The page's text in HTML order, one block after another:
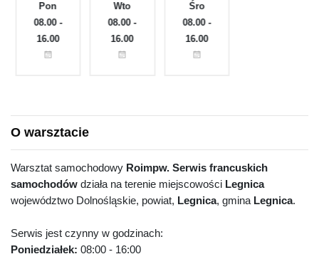
Pon
08.00 -
16.00
Wto
08.00 -
16.00
Śro
08.00 -
16.00
O warsztacie
Warsztat samochodowy Roimpw. Serwis francuskich
samochodów działa na terenie miejscowości Legnica
województwo Dolnośląskie, powiat, Legnica, gmina Legnica.
Serwis jest czynny w godzinach:
Poniedziałek: 08:00 - 16:00